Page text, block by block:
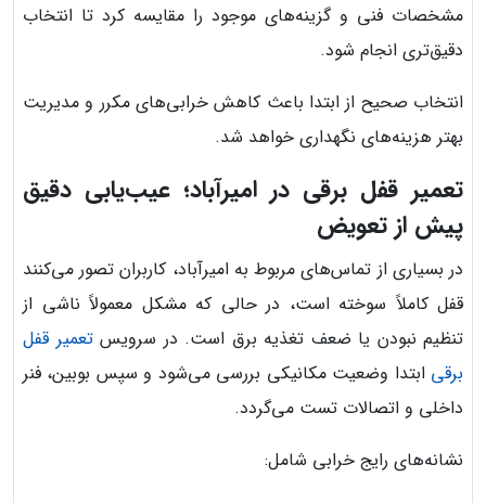
مشخصات فنی و گزینه‌های موجود را مقایسه کرد تا انتخاب
دقیق‌تری انجام شود.
انتخاب صحیح از ابتدا باعث کاهش خرابی‌های مکرر و مدیریت
بهتر هزینه‌های نگهداری خواهد شد.
تعمیر قفل برقی در امیرآباد؛ عیب‌یابی دقیق
پیش از تعویض
در بسیاری از تماس‌های مربوط به امیرآباد، کاربران تصور می‌کنند
قفل کاملاً سوخته است، در حالی که مشکل معمولاً ناشی از
تنظیم نبودن یا ضعف تغذیه برق است. در سرویستعمیر قفل
برقی ابتدا وضعیت مکانیکی بررسی می‌شود و سپس بوبین، فنر
داخلی و اتصالات تست می‌گردد.
نشانه‌های رایج خرابی شامل: